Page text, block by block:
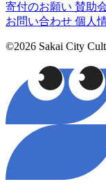
寄付のお願い 賛助
お問い合わせ 個人
©2026 Sakai City